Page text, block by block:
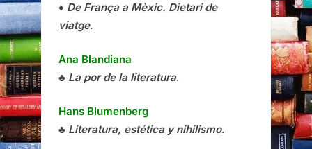
♦ De França a Mèxic. Dietari de
viatge.
Ana Blandiana
♣ La por de la literatura.
Hans Blumenberg
♣ Literatura, estética y nihilismo.